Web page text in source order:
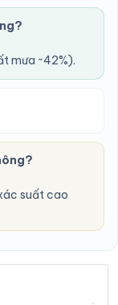
mưa ~42%).
suất cao